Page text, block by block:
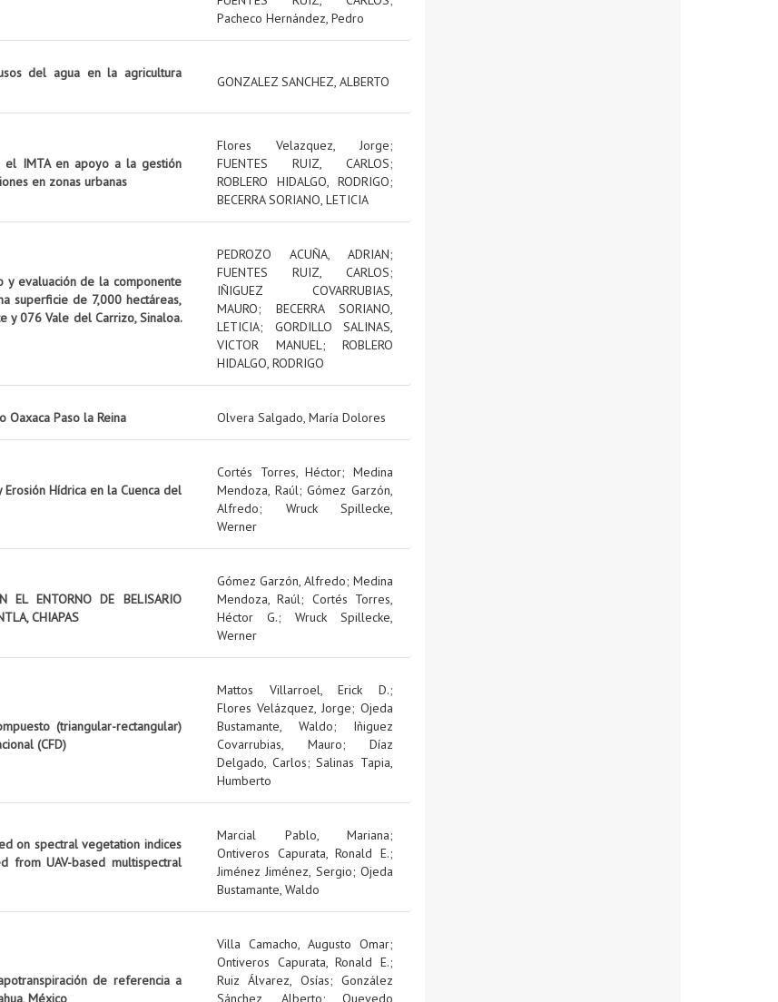
Pacheco Hernández, Pedro
del agua en la agricultura
GONZALEZ SANCHEZ, ALBERTO
el IMTA en apoyo a la gestión
en zonas urbanas
Flores Velazquez, Jorge;
FUENTES RUIZ, CARLOS;
ROBLERO HIDALGO, RODRIGO;
BECERRA SORIANO, LETICIA
y evaluación de la componente
superficie de 7,000 hectáreas,
076 Vale del Carrizo, Sinaloa.
PEDROZO ACUÑA, ADRIAN;
FUENTES RUIZ, CARLOS;
IÑIGUEZ COVARRUBIAS,
MAURO; BECERRA SORIANO,
LETICIA; GORDILLO SALINAS,
VICTOR MANUEL; ROBLERO
HIDALGO, RODRIGO
Oaxaca Paso la Reina Olvera Salgado, María Dolores
Hídrica en la Cuenca del
Cortés Torres, Héctor;Medina
Mendoza, Raúl;Gómez Garzón,
Alfredo; Wruck Spillecke,
Werner
EL ENTORNO DE BELISARIO
CHIAPAS
Gómez Garzón, Alfredo; Medina
Mendoza, Raúl; Cortés Torres,
Héctor G.; Wruck Spillecke,
Werner
(triangular-rectangular)
(CFD)
Mattos Villarroel, Erick D.;
Flores Velázquez, Jorge; Ojeda
Bustamante, Waldo; Iñiguez
Covarrubias, Mauro; Díaz
Delgado, Carlos;Salinas Tapia,
Humberto
on spectral vegetation indices
from UAV-based multispectral
Marcial Pablo, Mariana;
Ontiveros Capurata, Ronald E.;
Jiménez Jiménez, Sergio;Ojeda
Bustamante, Waldo
de referencia a
México
Villa Camacho, Augusto Omar;
Ontiveros Capurata, Ronald E.;
Ruiz Álvarez, Osías;González
Sánchez, Alberto; Quevedo